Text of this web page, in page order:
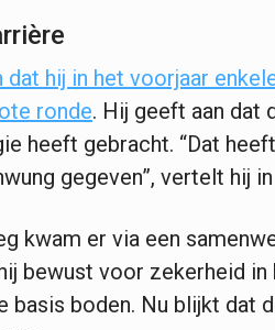
dat hij in het voorjaar
ronde. Hij geeft aan dat
heeft gebracht. “Dat
gegeven”, vertelt hij in
kwam er via een
bewust voor zekerheid
basis boden. Nu blijkt dat